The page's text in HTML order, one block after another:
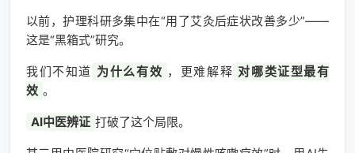
以前，护理科研多集中在“用了艾灸后症状改善多少”——
这是“黑箱式”研究。
我们不知道 为什么有效 ，更难解释 对哪类证型最有
效 。
AI中医辨证 打破了这个局限。